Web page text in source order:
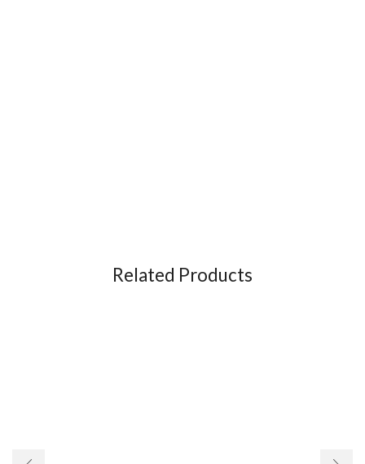
Related Products